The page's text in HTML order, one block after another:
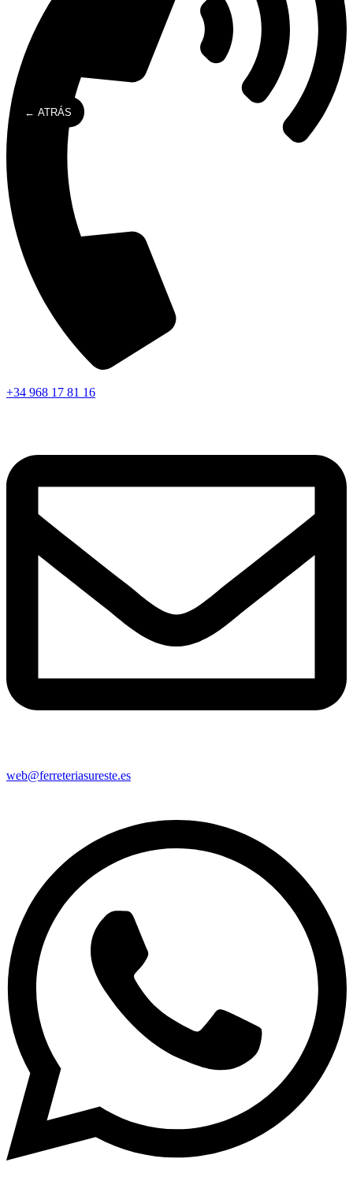
+34 968 17 81 16
web@ferreteriasureste.es
← ATRÁS